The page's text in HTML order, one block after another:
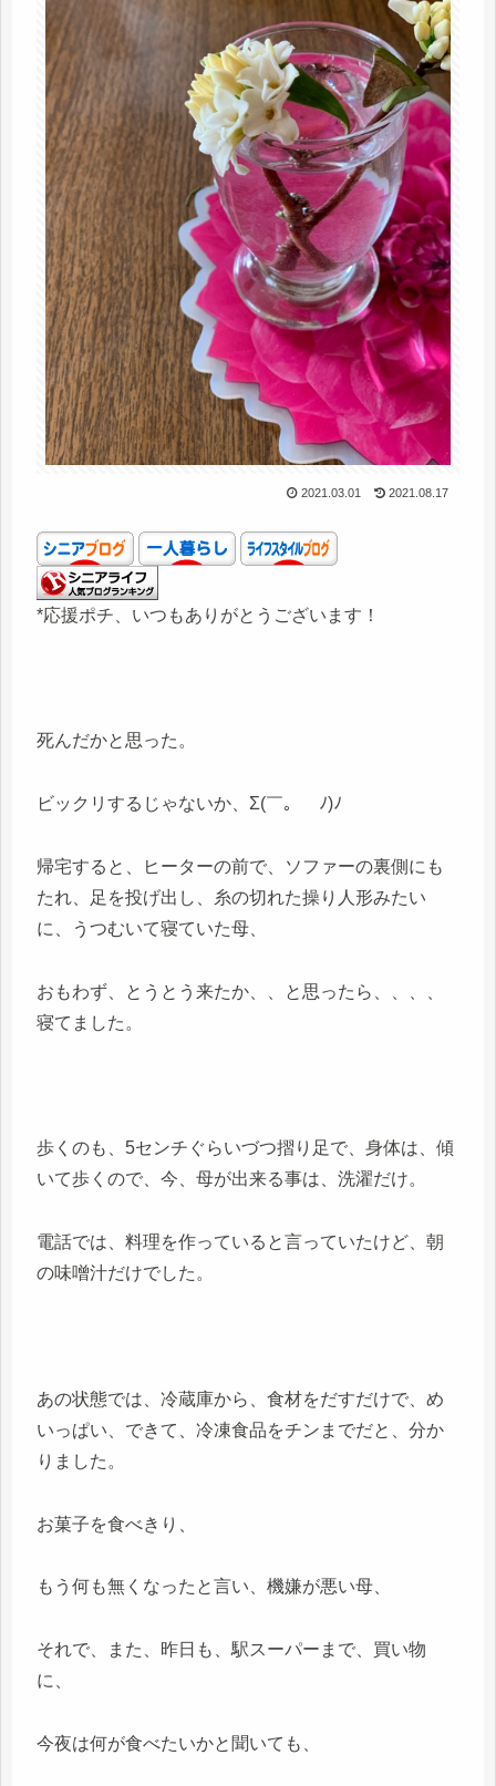
2021.03.01 2021.08.17
*応援ポチ、いつもありがとうございます！
死んだかと思った。
ビックリするじゃないか、Σ(￣。￣ﾉ)ﾉ
帰宅すると、ヒーターの前で、ソファーの裏側にも
たれ、足を投げ出し、糸の切れた操り人形みたい
に、うつむいて寝ていた母、
おもわず、とうとう来たか、、と思ったら、、、、
寝てました。
歩くのも、5センチぐらいづつ摺り足で、身体は、傾
いて歩くので、今、母が出来る事は、洗濯だけ。
電話では、料理を作っていると言っていたけど、朝
の味噌汁だけでした。
あの状態では、冷蔵庫から、食材をだすだけで、め
いっぱい、できて、冷凍食品をチンまでだと、分か
りました。
お菓子を食べきり、
もう何も無くなったと言い、機嫌が悪い母、
それで、また、昨日も、駅スーパーまで、買い物
に、
今夜は何が食べたいかと聞いても、